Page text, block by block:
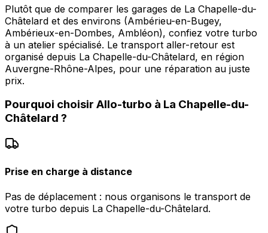
Plutôt que de comparer les garages de La Chapelle-du-
Châtelard et des environs (Ambérieu-en-Bugey,
Ambérieux-en-Dombes, Ambléon), confiez votre turbo
à un atelier spécialisé. Le transport aller-retour est
organisé depuis La Chapelle-du-Châtelard, en région
Auvergne-Rhône-Alpes, pour une réparation au juste
prix.
Pourquoi choisir Allo-turbo à La Chapelle-du-
Châtelard ?
Prise en charge à distance
Pas de déplacement : nous organisons le transport de
votre turbo depuis La Chapelle-du-Châtelard.